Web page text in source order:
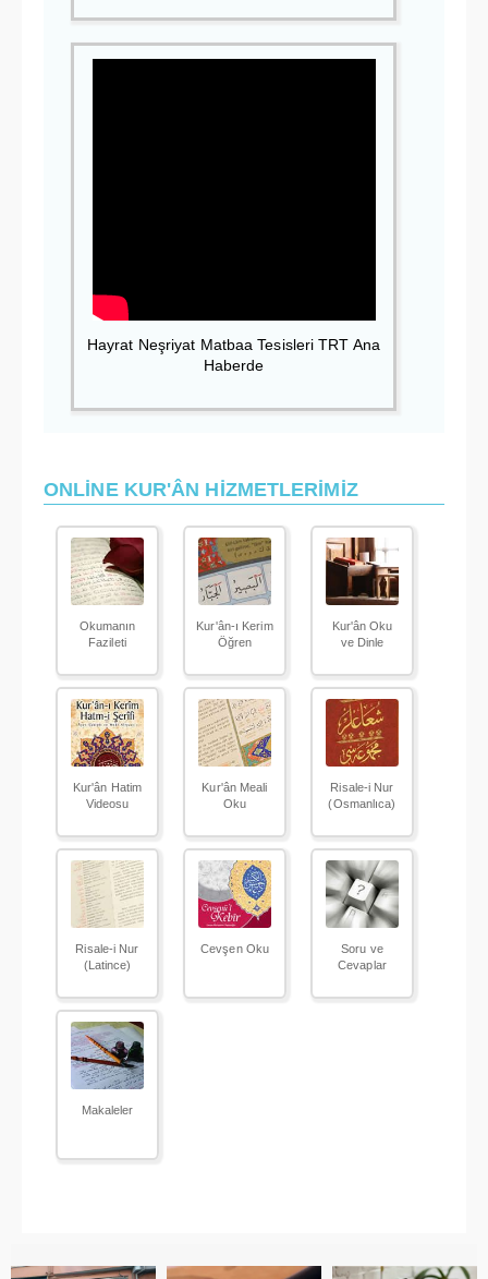
Hayrat Neşriyat Matbaa Tesisleri TRT Ana
Haberde
ONLİNE KUR'ÂN HİZMETLERİMİZ
Okumanın
Fazileti
Kur'ân-ı Kerim
Öğren
Kur'ân Oku
ve Dinle
Kur'ân Hatim
Videosu
Kur'ân Meali
Oku
Risale-i Nur
(Osmanlıca)
Risale-i Nur
(Latince)
Cevşen Oku
Soru ve
Cevaplar
Makaleler